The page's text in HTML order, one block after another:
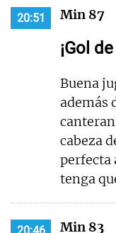
20:51 Min 87
¡Gol
Buena
además
cabeza
perfecta
tenga
20:46 Min 83